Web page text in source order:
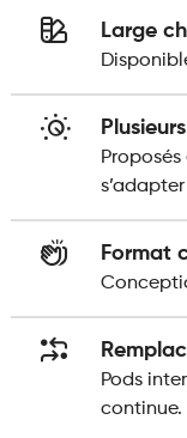
Large
Format
Pods
continue.